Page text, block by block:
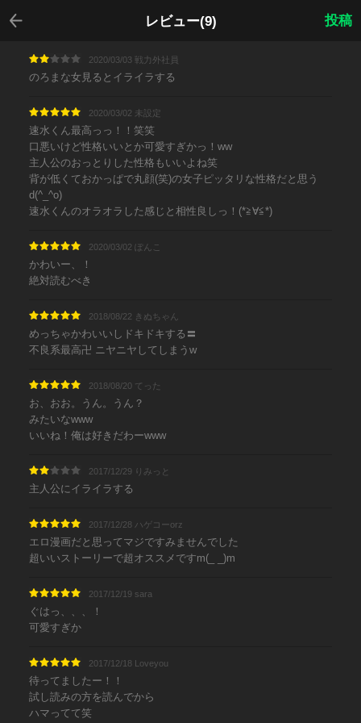
レビュー(9)
戻る
投稿
2020/03/03 戦力外社員
のろまな女見るとイライラする
2020/03/02 未設定
速水くん最高っっ！！笑笑
口悪いけど性格いいとか可愛すぎかっ！ww
主人公のおっとりした性格もいいよね笑
背が低くておかっぱで丸顔(笑)の女子ピッタリな性格だと思う
d(^_^o)
速水くんのオラオラした感じと相性良しっ！(*≧∀≦*)
2020/03/02 ぽんこ
かわいー、！
絶対読むべき
2018/08/22 きぬちゃん
めっちゃかわいいしドキドキする〓
不良系最高卍 ニヤニヤしてしまうw
2018/08/20 てった
お、おお。うん。うん？
みたいなwww
いいね！俺は好きだわーwww
2017/12/29 りみっと
主人公にイライラする
2017/12/28 ハゲコーorz
エロ漫画だと思ってマジですみませんでした
超いいストーリーで超オススメですm(_ _)m
2017/12/19 sara
ぐはっ、、、！
可愛すぎか
2017/12/18 Loveyou
待ってましたー！！
試し読みの方を読んでから
ハマってて笑